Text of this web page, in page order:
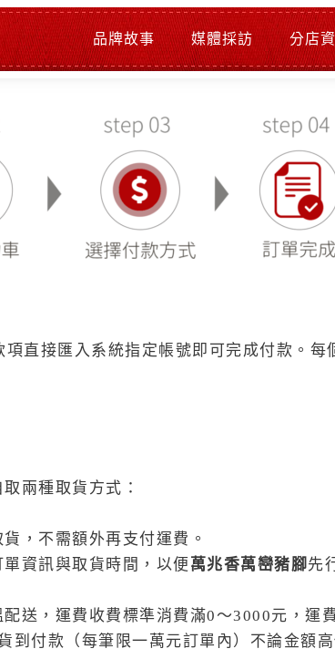
品牌故事 媒體採訪 分店
直接匯入系統指定帳號即可完成付款。每
兩種取貨方式：
，不需額外再支付運費。
資訊與取貨時間，以便 萬兆香萬巒豬腳先
送，運費收費標準消費滿0〜3000元，運
到付款（每筆限一萬元訂單內）不論金額